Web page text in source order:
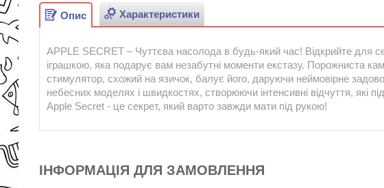
Опис Характеристики
APPLE SECRET – Чуттєва насолода в будь-який час! Відкрийте для
іграшкою, яка подарує вам незабутні моменти екстазу. Порожниста
стимулятор, схожий на язичок, балує його, даруючи неймовірне
небесних моделях і швидкостях, створюючи інтенсивні відчуття, які
Apple Secret - це секрет, який варто завжди мати під рукою!
ІНФОРМАЦІЯ ДЛЯ ЗАМОВЛЕННЯ